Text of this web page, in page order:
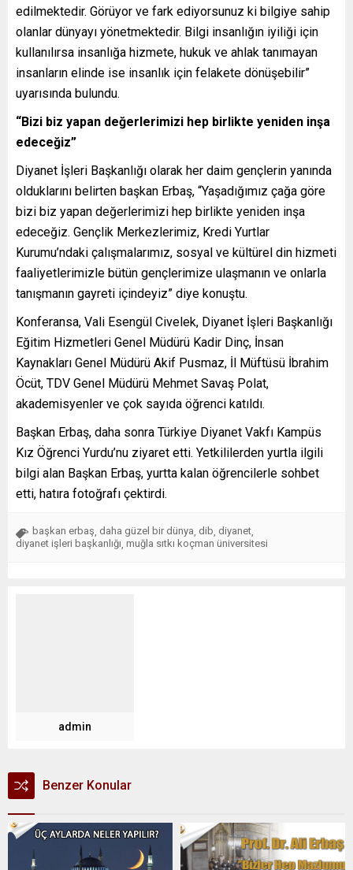
edilmektedir. Görüyor ve fark ediyorsunuz ki bilgiye sahip
olanlar dünyayı yönetmektedir. Bilgi insanlığın iyiliği için
kullanılırsa insanlığa hizmete, hukuk ve ahlak tanımayan
insanların elinde ise insanlık için felakete dönüşebilir”
uyarısında bulundu.
“Bizi biz yapan değerlerimizi hep birlikte yeniden inşa
edeceğiz”
Diyanet İşleri Başkanlığı olarak her daim gençlerin yanında
olduklarını belirten başkan Erbaş, “Yaşadığımız çağa göre
bizi biz yapan değerlerimizi hep birlikte yeniden inşa
edeceğiz. Gençlik Merkezlerimiz, Kredi Yurtlar
Kurumu’ndaki çalışmalarımız, sosyal ve kültürel din hizmeti
faaliyetlerimizle bütün gençlerimize ulaşmanın ve onlarla
tanışmanın gayreti içindeyiz” diye konuştu.
Konferansa, Vali Esengül Civelek, Diyanet İşleri Başkanlığı
Eğitim Hizmetleri Genel Müdürü Kadir Dinç, İnsan
Kaynakları Genel Müdürü Akif Pusmaz, İl Müftüsü İbrahim
Öcüt, TDV Genel Müdürü Mehmet Savaş Polat,
akademisyenler ve çok sayıda öğrenci katıldı.
Başkan Erbaş, daha sonra Türkiye Diyanet Vakfı Kampüs
Kız Öğrenci Yurdu’nu ziyaret etti. Yetkililerden yurtla ilgili
bilgi alan Başkan Erbaş, yurtta kalan öğrencilerle sohbet
etti, hatıra fotoğrafı çektirdi.
başkan erbaş daha güzel bir dünya dib diyanet
diyanet işleri başkanlığı muğla sıtkı koçman üniversitesi
admin
Benzer Konular